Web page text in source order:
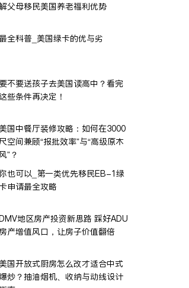
父母移民美国养老福利优势
全科普_美国绿卡的优与劣
不要送孩子去美国读高中？看完
这些条件再决定！
国中餐厅装修攻略：如何在3000
空间兼顾“报批效率”与“高级原木
”？
也可以_第一类优先移民EB-1绿
申请最全攻略
地区房产投资新思路 踩好ADU
产增值风口，让房子价值翻倍
国开放式厨房怎么改才适合中式
炒？抽油烟机、收纳与动线设计